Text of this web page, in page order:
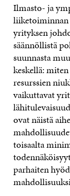
Ilmasto- ja
liiketoiminnan
yrityksen
säännöllistä
suunnasta
keskellä:
resurssien
vaikuttavat
ovat näistä
toisaalta
parhaiten